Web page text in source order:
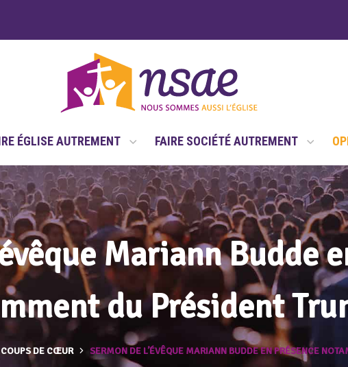
ÉGLISE AUTREMENT FAIRE SOCIÉTÉ AUTREMENT
Mariann Budde
du Président
COUPS DE CŒUR SERMON DE L’ÉVÊQUE MARIANN BUDDE EN PRÉSENCE